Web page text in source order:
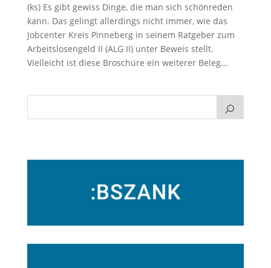
(ks) Es gibt gewiss Dinge, die man sich schönreden
kann. Das gelingt allerdings nicht immer, wie das
Jobcenter Kreis Pinneberg in seinem Ratgeber zum
Arbeitslosengeld II (ALG II) unter Beweis stellt.
Vielleicht ist diese Broschüre ein weiterer Beleg...